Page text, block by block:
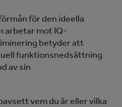
för den ideella
arbetar mot IQ-
betyder att
funktionsnedsättning
av sin
vem du är eller vilka